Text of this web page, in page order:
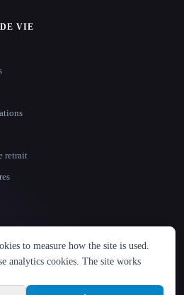
Русский 简体中文
VIE
retrait
réservés.
to measure how the site is used.
analytics cookies. The site works